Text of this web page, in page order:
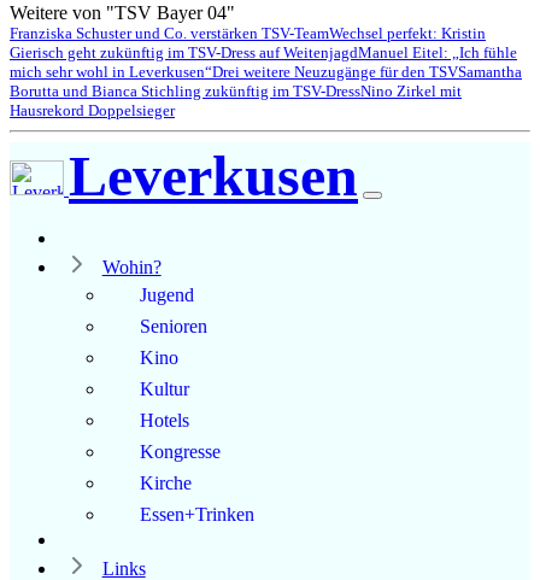
Weitere von "TSV Bayer 04"
Franziska Schuster und Co. verstärken TSV-TeamWechsel perfekt: Kristin
Gierisch geht zukünftig im TSV-Dress auf WeitenjagdManuel Eitel: „Ich fühle
mich sehr wohl in Leverkusen“Drei weitere Neuzugänge für den TSVSamantha
Borutta und Bianca Stichling zukünftig im TSV-DressNino Zirkel mit
Hausrekord Doppelsieger
Leverkusen
Wohin?
Jugend
Senioren
Kino
Kultur
Hotels
Kongresse
Kirche
Essen+Trinken
Links